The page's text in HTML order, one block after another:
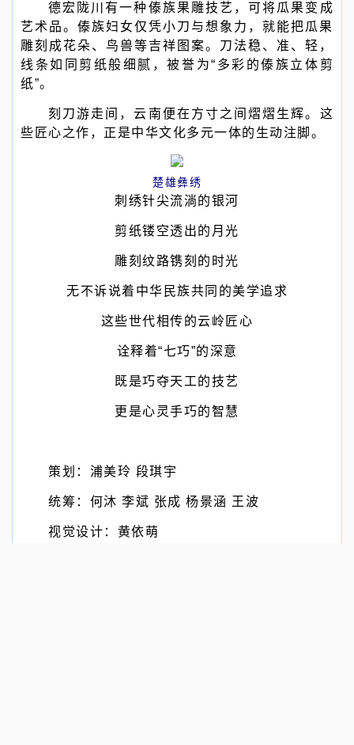
德宏陇川有一种傣族果雕技艺，可将瓜果变成
艺术品。傣族妇女仅凭小刀与想象力，就能把瓜果
雕刻成花朵、鸟兽等吉祥图案。刀法稳、准、轻，
线条如同剪纸般细腻，被誉为“多彩的傣族立体剪
纸”。
刻刀游走间，云南便在方寸之间熠熠生辉。这
些匠心之作，正是中华文化多元一体的生动注脚。
楚雄彝绣
刺绣针尖流淌的银河
剪纸镂空透出的月光
雕刻纹路镌刻的时光
无不诉说着中华民族共同的美学追求
这些世代相传的云岭匠心
诠释着“七巧”的深意
既是巧夺天工的技艺
更是心灵手巧的智慧
策划：浦美玲 段琪宇
统筹：何沐 李斌 张成 杨景涵 王波
视觉设计：黄依萌